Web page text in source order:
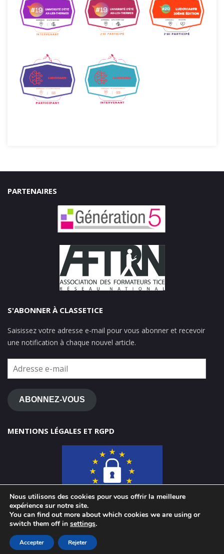
PARTENAIRES
S'ABONNER À CLASSETICE
Saisissez votre adresse e-mail pour vous abonner et recevoir
une notification à chaque nouvel article.
Adresse
mail
ABONNEZ-VOUS
MENTIONS LÉGALES ET RGPD
© 2026 ClasseTICE 1d
Powered by WordPress
Nous utilisons des cookies pour vous offrir la meilleure
expérience sur notre site.
You can find out more about which cookies we are using or
switch them off in settings.
Accepter Rejeter